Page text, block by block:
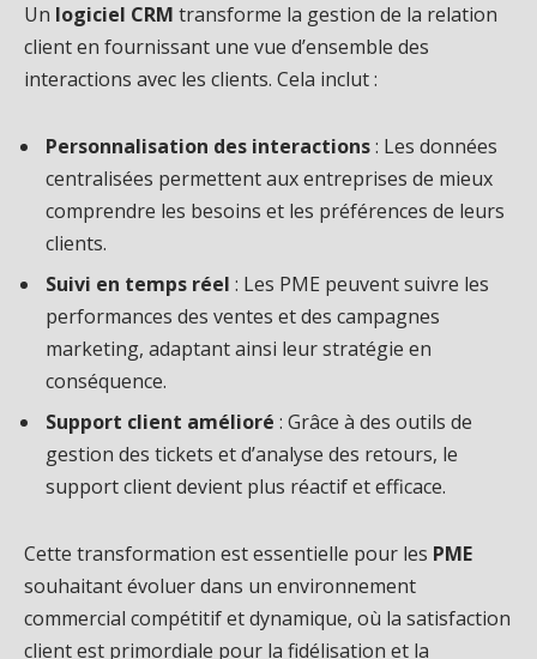
Un logiciel CRM transforme la gestion de la relation
client en fournissant une vue d’ensemble des
interactions avec les clients. Cela inclut :
Personnalisation des interactions: Les données
centralisées permettent aux entreprises de mieux
comprendre les besoins et les préférences de leurs
clients.
Suivi en temps réel : Les PME peuvent suivre les
performances des ventes et des campagnes
marketing, adaptant ainsi leur stratégie en
conséquence.
Support client amélioré : Grâce à des outils de
gestion des tickets et d’analyse des retours, le
support client devient plus réactif et efficace.
Cette transformation est essentielle pour les PME
souhaitant évoluer dans un environnement
commercial compétitif et dynamique, où la satisfaction
client est primordiale pour la fidélisation et la